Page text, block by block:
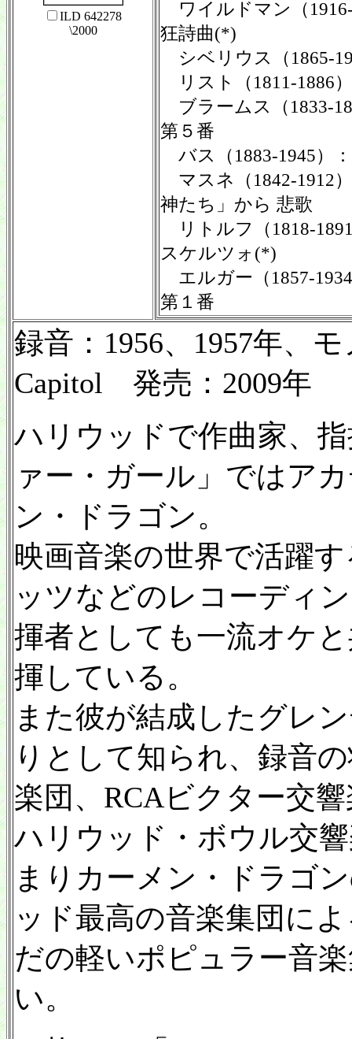
ILD 642278
\2000
ワイルドマン（
狂詩曲(*)
シベリウス（1865-
リスト（1811-1886
ブラームス（1833-
第５番
バス（1883-1945）
マスネ（1842-1912
神たち」から 悲歌
リトルフ（1818-
スケルツォ(*)
エルガー（1857-
第１番
録音：1956、1957年、
Capitol 発売：2009年
ハリウッドで作曲家、
ァー・ガール」ではア
ン・ドラゴン。
映画音楽の世界で活躍
ッツなどのレコーディ
揮者としても一流オケ
揮している。
また彼が結成したグレ
りとして知られ、録音
楽団、RCAビクター交
ハリウッド・ボウル交
まりカーメン・ドラゴ
ッド最高の音楽集団に
だの軽いポピュラー音
い。